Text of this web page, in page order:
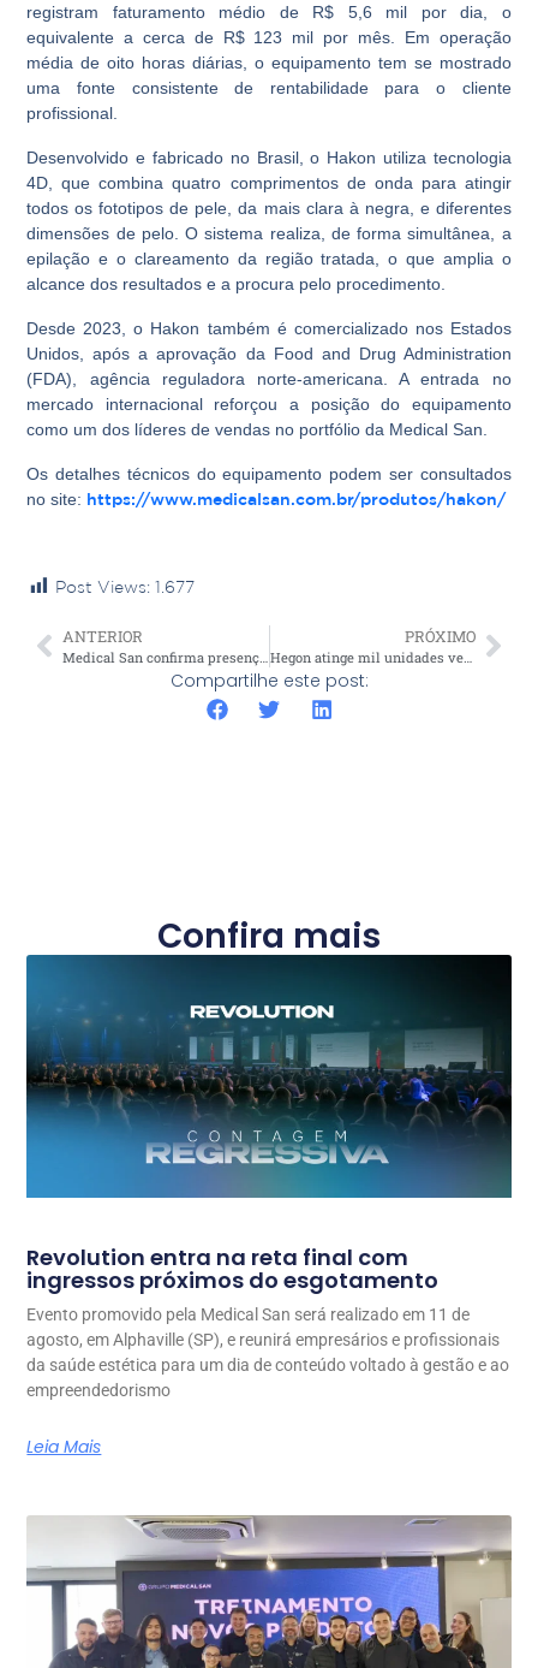
registram faturamento médio de R$ 5,6 mil por dia, o
equivalente a cerca de R$ 123 mil por mês. Em operação
média de oito horas diárias, o equipamento tem se mostrado
uma fonte consistente de rentabilidade para o cliente
profissional.
Desenvolvido e fabricado no Brasil, o Hakon utiliza tecnologia
4D, que combina quatro comprimentos de onda para atingir
todos os fototipos de pele, da mais clara à negra, e diferentes
dimensões de pelo. O sistema realiza, de forma simultânea, a
epilação e o clareamento da região tratada, o que amplia o
alcance dos resultados e a procura pelo procedimento.
Desde 2023, o Hakon também é comercializado nos Estados
Unidos, após a aprovação da Food and Drug Administration
(FDA), agência reguladora norte-americana. A entrada no
mercado internacional reforçou a posição do equipamento
como um dos líderes de vendas no portfólio da Medical San.
Os detalhes técnicos do equipamento podem ser consultados
no site: https://www.medicalsan.com.br/produtos/hakon/
Post Views: 1.677
ANTERIOR PRÓXIMO
Hegon atinge mil unidades vendidas e confirma liderança da Medical San no mercado de laser CO₂
Compartilhe este post:
Confira mais
Revolution entra na reta final com
ingressos próximos do esgotamento
Evento promovido pela Medical San será realizado em 11 de
agosto, em Alphaville (SP), e reunirá empresários e profissionais
da saúde estética para um dia de conteúdo voltado à gestão e ao
empreendedorismo
Leia Mais